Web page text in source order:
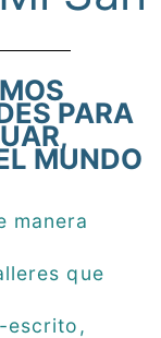
PARA
MUNDO
manera
que
escrito,